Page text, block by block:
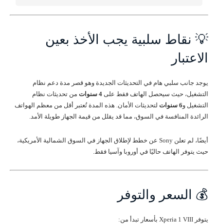
💡 نقاط سلبية يجب الأخذ بعين
الاعتبار
يوجد جانب سلبي هام في التحديثات الجديدة وهو قصر مدة دعم نظام
التشغيل، حيث سيحصل الهاتف فقط على 4 سنوات
من تحديثات نظام
التشغيل و6 سنوات
لتحديثات الأمان. هذه المدة تُعتبر أقل من معظم الهواتف
الرائدة المنافسة في السوق، مما قد يقلل من قيمة الجهاز طويلة الأمد.
أيضًا، لم تعلن Sony عن خطط لإطلاق الجهاز في السوق الشمالية الأمريكية،
حيث يتوفر الهاتف حاليًا في أوروبا وآسيا فقط.
💰 السعر والتوفر
يتوفر Xperia 1 VIII بأسعار تبدأ من: